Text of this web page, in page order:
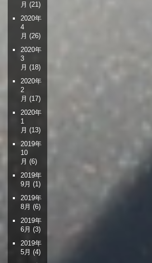
月 (21)
2020年
4
月 (26)
2020年
3
月 (18)
2020年
2
月 (17)
2020年
1
月 (13)
2019年
10
月 (6)
2019年
9月 (1)
2019年
8月 (6)
2019年
6月 (3)
2019年
5月 (4)